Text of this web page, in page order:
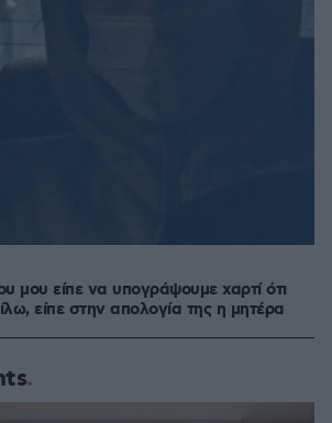
μου είπε να υπογράψουμε χαρτί ότι
είπε στην απολογία της η μητέρα